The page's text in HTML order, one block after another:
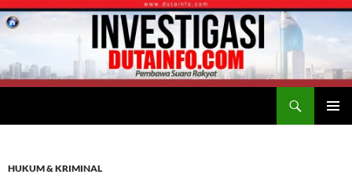
HUKUM & KRIMINAL